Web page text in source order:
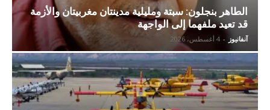
الطاهر بنجلون: سبتة ومليلية مدينتان مغربيتان والأزمة
قد تعيد ملفهما إلى الواجهة
آنفانيوز - 4 أغسطس، 2026